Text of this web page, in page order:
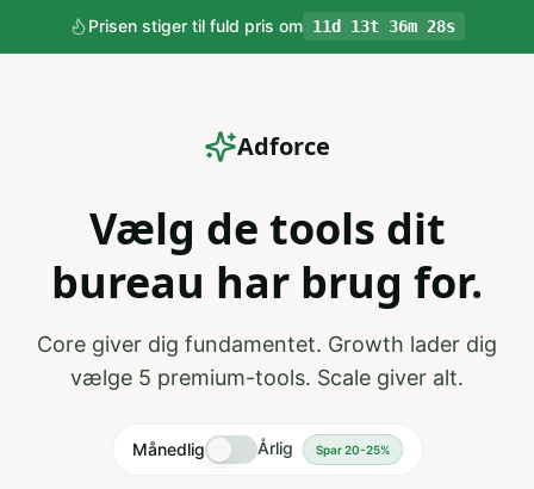
Prisen stiger til fuld pris om 11d 13t 36m 27s
Adforce
Vælg de tools dit
bureau har brug for.
Core giver dig fundamentet. Growth lader dig
vælge 5 premium-tools. Scale giver alt.
Månedlig Årlig Spar 20-25%